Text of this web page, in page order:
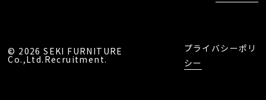
©︎ 2026 SEKI FURNITURE
Co.,Ltd.Recruitment.
プライバシーポリ
シー